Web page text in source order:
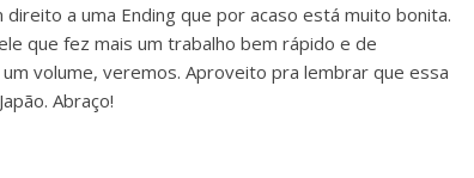
a uma Ending que por acaso está muito bonita.
que fez mais um trabalho bem rápido e de
volume, veremos. Aproveito pra lembrar que essa
Abraço!